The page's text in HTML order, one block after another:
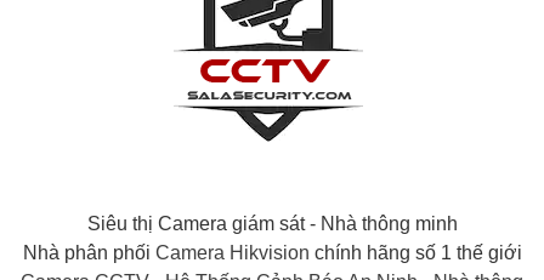
Siêu thị Camera giám sát - Nhà thông minh​
Nhà phân phối Camera Hikvision chính hãng số 1 thế giới